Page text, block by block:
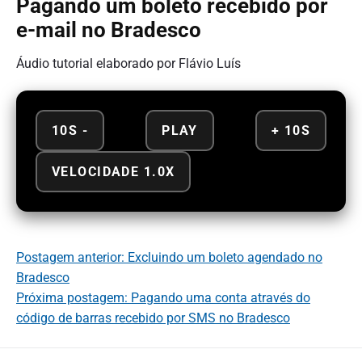
Pagando um boleto recebido por
e-mail no Bradesco
Áudio tutorial elaborado por Flávio Luís
10S - PLAY + 10S
VELOCIDADE 1.0X
Postagem anterior: Excluindo um boleto agendado no
Bradesco
Próxima postagem: Pagando uma conta através do
código de barras recebido por SMS no Bradesco